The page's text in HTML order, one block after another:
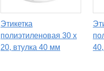
Этикетка
полиэтиленовая 30 x
20, втулка 40 мм